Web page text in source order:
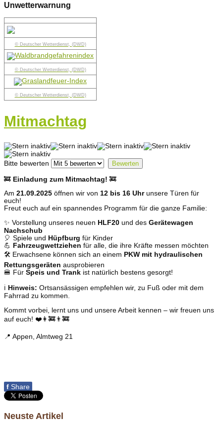
Unwetterwarnung
© Deutscher Wetterdienst, (DWD)
© Deutscher Wetterdienst, (DWD)
© Deutscher Wetterdienst, (DWD)
Mitmachtag
Bitte bewerten
🚒 Einladung zum Mitmachtag! 🚒
Am 21.09.2025 öffnen wir von 12 bis 16 Uhrunsere Türen für
euch!
Freut euch auf ein spannendes Programm für die ganze Familie:
✨ Vorstellung unseres neuen HLF20 und des Gerätewagen
Nachschub
🎈 Spiele und Hüpfburg für Kinder
💪 Fahrzeugwettziehen für alle, die ihre Kräfte messen möchten
🛠️ Erwachsene können sich an einem PKW mit hydraulischen
Rettungsgeräten ausprobieren
🍔 Für Speis und Trank ist natürlich bestens gesorgt!
ℹ️ Hinweis: Ortsansässigen empfehlen wir, zu Fuß oder mit dem
Fahrrad zu kommen.
Kommt vorbei, lernt uns und unsere Arbeit kennen – wir freuen uns
auf euch! ❤️👩‍🚒👨‍🚒
📍 Appen, Almtweg 21
f Share
Neuste Artikel